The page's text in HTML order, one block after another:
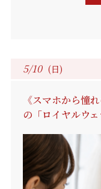
5/10 (日)
《スマホから憧
の「ロイヤルウ